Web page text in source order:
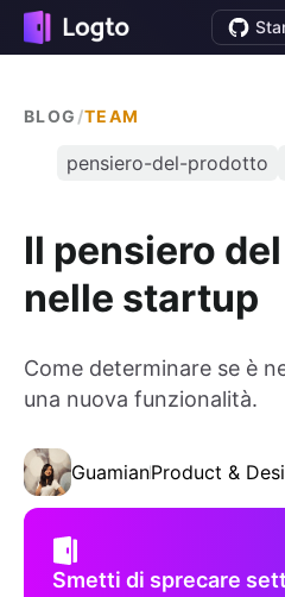
BLOG /TEAM
pensiero-del-prodotto
Il pensiero
nelle startup
Come determinare se è
una nuova funzionalità.
GuamianProduct &
Smetti di sprecare